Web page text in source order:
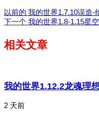
以前的 我的世界1.7.10误造-
下一个 我的世界1.8-1.15星
相关文章
我的世界1.12.2龙魂理
2 天前